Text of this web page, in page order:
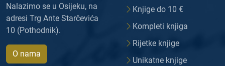
Nalazimo se u Osijeku, na
adresi Trg Ante Starčevića
10 (Pothodnik).
O nama
Knjige do 10 €
Kompleti knjiga
Rijetke knjige
Unikatne knjige